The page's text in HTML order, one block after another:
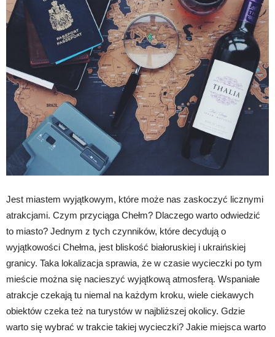
Jest miastem wyjątkowym, które może nas zaskoczyć licznymi
atrakcjami. Czym przyciąga Chełm? Dlaczego warto odwiedzić
to miasto? Jednym z tych czynników, które decydują o
wyjątkowości Chełma, jest bliskość białoruskiej i ukraińskiej
granicy. Taka lokalizacja sprawia, że w czasie wycieczki po tym
mieście można się nacieszyć wyjątkową atmosferą. Wspaniałe
atrakcje czekają tu niemal na każdym kroku, wiele ciekawych
obiektów czeka też na turystów w najbliższej okolicy. Gdzie
warto się wybrać w trakcie takiej wycieczki? Jakie miejsca warto